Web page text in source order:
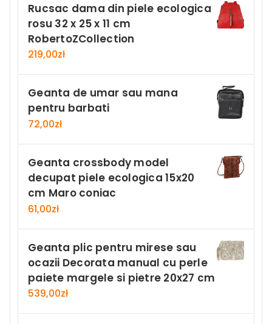
Rucsac dama din piele ecologica
rosu 32 x 25 x 11 cm
RobertoZCollection
219,00zł
Geanta de umar sau mana
pentru barbati
72,00zł
Geanta crossbody model
decupat piele ecologica 15x20
cm Maro coniac
61,00zł
Geanta plic pentru mirese sau
ocazii Decorata manual cu perle
paiete margele si pietre 20x27 cm
539,00zł